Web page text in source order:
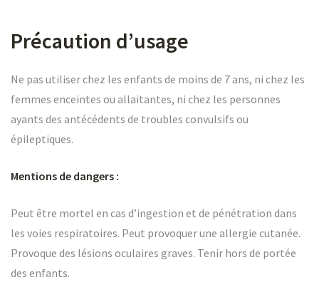
Précaution d’usage
Ne pas utiliser chez les enfants de moins de 7 ans, ni chez les
femmes enceintes ou allaitantes, ni chez les personnes
ayants des antécédents de troubles convulsifs ou
épileptiques.
Mentions de dangers :
Peut être mortel en cas d’ingestion et de pénétration dans
les voies respiratoires. Peut provoquer une allergie cutanée.
Provoque des lésions oculaires graves. Tenir hors de portée
des enfants.